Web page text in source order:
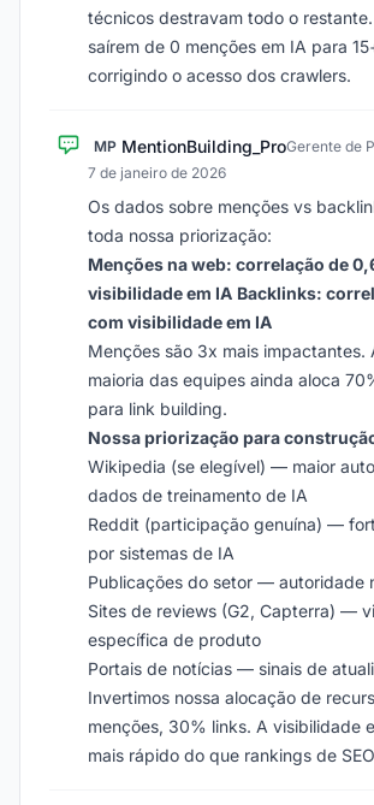
técnicos destravam todo o
saírem de 0 menções em IA para
corrigindo o acesso dos crawlers.
MP MentionBuilding_ProGerente de
7 de janeiro de 2026
Os dados sobre menções vs
toda nossa priorização:
Menções na web: correlação de
visibilidade em IA Backlinks:
com visibilidade em IA
Menções são 3x mais impactantes.
maioria das equipes ainda aloca
para link building.
Nossa priorização para
Wikipedia (se elegível) — maior
dados de treinamento de IA
Reddit (participação genuína) —
por sistemas de IA
Publicações do setor — autoridade
Sites de reviews (G2, Capterra) —
específica de produto
Portais de notícias — sinais de
Invertimos nossa alocação de
menções, 30% links. A visibilidade
mais rápido do que rankings de